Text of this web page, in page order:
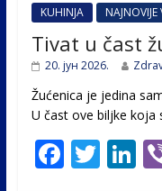
KUHINJA NAJNOVIJE
Tivat u čast
20. јун 2026.
Žućenica je jedina
U čast ovе biljke koja
F T Li